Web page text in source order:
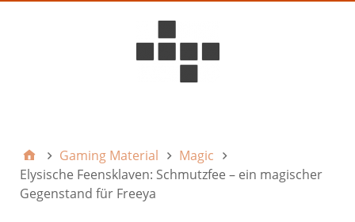
Gaming Material
Magic
Elysische Feensklaven: Schmutzfee – ein magischer
Gegenstand für Freeya